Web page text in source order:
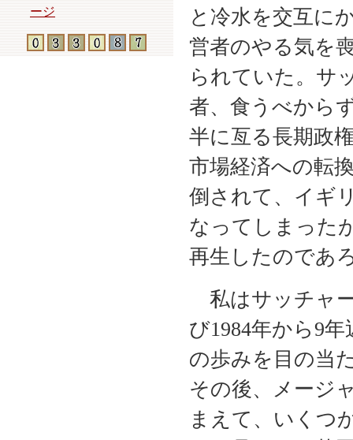
ージ
と冷水を交互に
営者のやる気を
られていた。サ
者、食うべから
半に亙る長期政
市場経済への転
倒されて、イギ
なってしまった
再生したので
私はサッチャ
び1984年から9
の歩みを目の当
その後、メージ
まえて、いくつ